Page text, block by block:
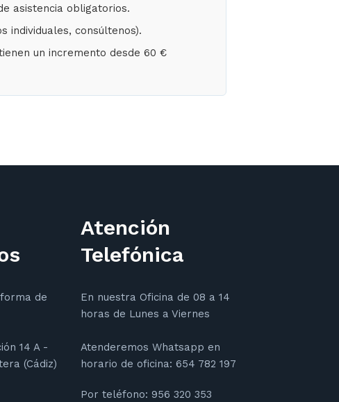
asistencia obligatorios.
individuales, consúltenos).
un incremento desde 60 €
de
14 A -
(Cádiz)
Atención
Telefónica
En nuestra Oficina de 08 a 14
horas de Lunes a Viernes
Atenderemos Whatsapp en
horario de oficina: 654 782 197
Por teléfono: 956 320 353